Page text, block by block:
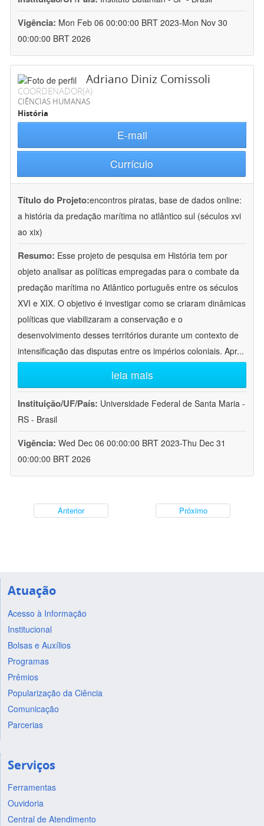
Vigência: Mon Feb 06 00:00:00 BRT 2023-Mon Nov 30
00:00:00 BRT 2026
Adriano Diniz Comissoli
COORDENADOR(A)
CIÊNCIAS HUMANAS
História
E-mail
Currículo
Título do Projeto:encontros piratas, base de dados online:
a história da predação marítima no atlântico sul (séculos xvi
ao xix)
Resumo: Esse projeto de pesquisa em História tem por
objeto analisar as políticas empregadas para o combate da
predação marítima no Atlântico português entre os séculos
XVI e XIX. O objetivo é investigar como se criaram dinâmicas
políticas que viabilizaram a conservação e o
desenvolvimento desses territórios durante um contexto de
intensificação das disputas entre os impérios coloniais. Apr...
leia mais
Instituição/UF/País: Universidade Federal de Santa Maria -
RS - Brasil
Vigência: Wed Dec 06 00:00:00 BRT 2023-Thu Dec 31
00:00:00 BRT 2026
Anterior Próximo
Atuação
Acesso à Informação
Institucional
Bolsas e Auxílios
Programas
Prêmios
Popularização da Ciência
Comunicação
Parcerias
Serviços
Ferramentas
Ouvidoria
Central de Atendimento